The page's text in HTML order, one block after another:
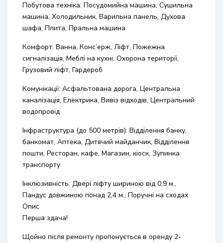
Побутова техніка: Посудомийна машина, Сушильна
машина, Холодильник, Варильна панель, Духова
шафа, Плита, Пральна машина
Комфорт: Ванна, Конс’ерж, Ліфт, Пожежна
сигналізація, Меблі на кухні, Охорона території,
Грузовий ліфт, Гардероб
Комунікації: Асфальтована дорога, Центральна
каналізація, Електрика, Вивіз відходів, Центральний
водопровід
Інфраструктура (до 500 метрів): Відділення банку,
банкомат, Аптека, Дитячий майданчик, Відділення
пошти, Ресторан, кафе, Магазин, кіоск, Зупинка
транспорту
Інклюзивність: Двері ліфту шириною від 0,9 м.,
Пандус довжиною понад 2,4 м., Поручні на сходах
Опис
Перша здача!
Щойно після ремонту пропонується в оренду 2-